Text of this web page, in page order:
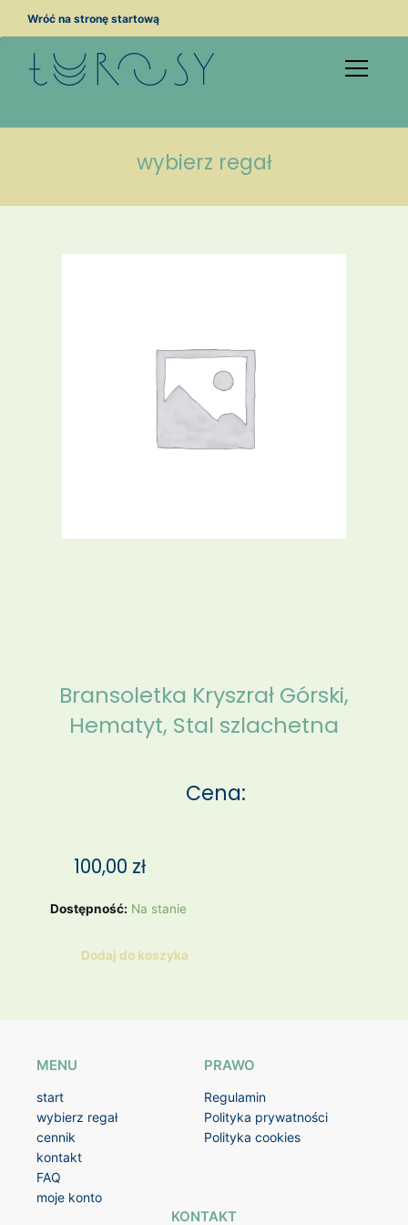
Wróć na stronę startową
wybierz regał
Bransoletka Kryszrał Górski,
Hematyt, Stal szlachetna
Cena:
100,00 zł
Dostępność: Na stanie
ilość
KryszrałDodaj do koszyka
MENU
start
wybierz regał
cennik
kontakt
FAQ
moje konto
PRAWO
Regulamin
Polityka prywatności
Polityka cookies
KONTAKT